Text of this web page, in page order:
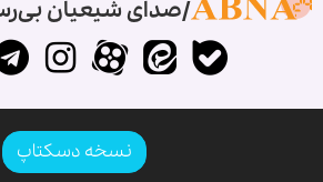
صدای شیعیان
نسخه دسکتاپ